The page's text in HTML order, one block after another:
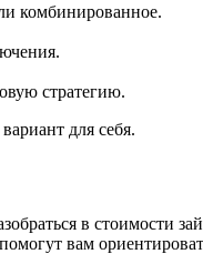
комбинированное.
стратегию.
для себя.
в стоимости
вам